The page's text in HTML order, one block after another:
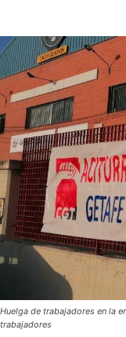
Huelga de trabajadores en la
trabajadores